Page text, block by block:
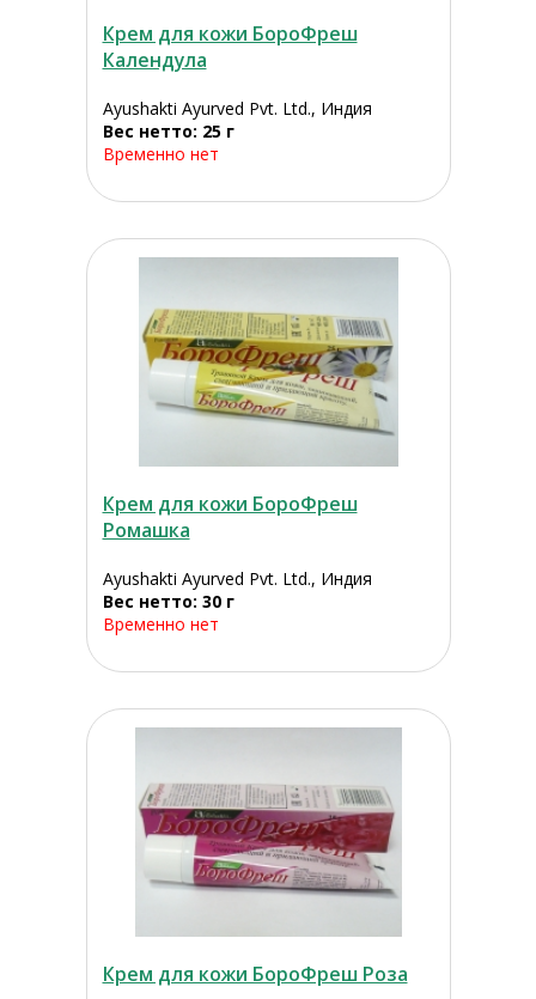
Крем для кожи БороФреш
Календула
Ayushakti Ayurved Pvt. Ltd., Индия
Вес нетто: 25 г
Временно нет
Крем для кожи БороФреш
Ромашка
Ayushakti Ayurved Pvt. Ltd., Индия
Вес нетто: 30 г
Временно нет
Крем для кожи БороФреш Роза